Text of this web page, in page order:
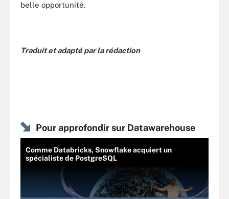
belle opportunité.
Traduit et adapté par la rédaction
Pour approfondir sur Datawarehouse
Comme Databricks, Snowflake acquiert un
spécialiste de PostgreSQL